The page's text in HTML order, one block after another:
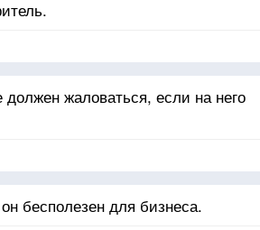
жаловаться, если на него
бесполезен для бизнеса.